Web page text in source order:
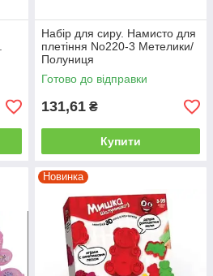
Набір для сиру. Намисто для
плетіння No220-3 Метелики/
Полуниця
Готово до відправки
131,61 ₴
Купити
Новинка